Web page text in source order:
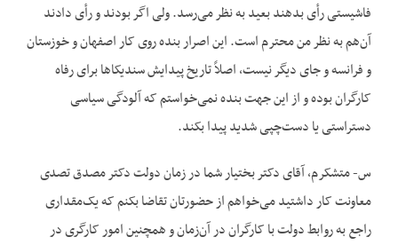
فاشیستی رأی بدهند بعید به نظر می‌رسد. ولی اگر بودند و رأی دادند
آن‌هم به نظر من محترم است. این اصرار بنده روی کار اصفهان و خوزستان
و فرانسه و جای دیگر نیست، اصلاً تاریخ پیدایش سندیکاها برای رفاه
کارگران بوده و از این جهت بنده نمی‌خواستم که آلودگی سیاسی
دست‏راستی یا دست‌چپی شدید پیدا بکند.
س- متشکرم، آقای دکتر بختیار شما در زمان دولت دکتر مصدق تصدی
معاونت‌ کار داشتید می‌خواهم از حضورتان تقاضا بکنم که یک‌مقداری
راجع به روابط دولت با کارگران در آن‌زمان و همچنین امور کارگری در